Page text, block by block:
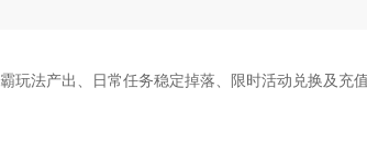
玩法产出、日常任务稳定掉落、限时活动兑换及充